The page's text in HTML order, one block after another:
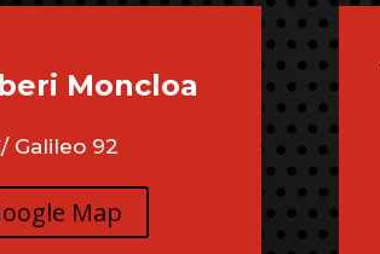
Moncloa
Galileo 92
Map